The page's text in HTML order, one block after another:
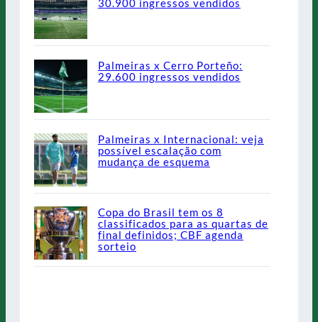
30.900 ingressos vendidos
Palmeiras x Cerro Porteño:
29.600 ingressos vendidos
Palmeiras x Internacional: veja
possível escalação com
mudança de esquema
Copa do Brasil tem os 8
classificados para as quartas de
final definidos; CBF agenda
sorteio